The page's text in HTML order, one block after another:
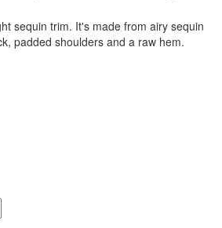
sequin trim. It's made from airy sequin
padded shoulders and a raw hem.